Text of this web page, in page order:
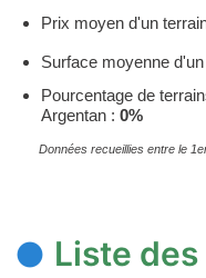
Prix moyen d'un
Surface moyenne
Pourcentage de
Argentan : 0%
Données recueillies entre le
Liste